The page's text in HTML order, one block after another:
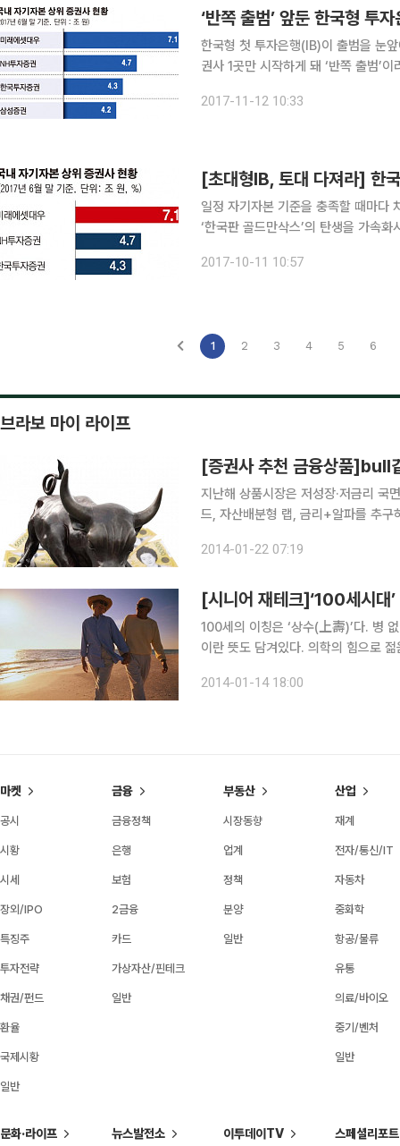
‘반쪽 출범’ 앞둔 한국형 투자
한국형 첫 투자은행(IB)이 출범을 눈
권사 1곳만 시작하게 돼 ‘반쪽 출범’이라는 비난의
등 증권사 5곳의 초대형 IB 지정 안건
2017-11-12 10:33
[초대형IB, 토대 다져라] 한
일정 자기자본 기준을 충족할 때마다
‘한국판 골드만삭스’의 탄생을 가속
말 기준 국내 자기자본 1위 증권사인
2017-10-11 10:57
1 2 3 4 5 6
브라보 마이 라이프
[증권사 추천 금융상품]bull
지난해 상품시장은 저성장·저금리 국
드, 자산배분형 랩, 금리+알파를 추구
고 있다. 이런 재테크 트렌드를 반영
2014-01-22 07:19
[시니어 재테크]‘100세시대
100세의 이칭은 ‘상수(上壽)’다. 병
이란 뜻도 담겨있다. 의학의 힘으로
2020년 무렵이면 90세에 도달할 것
2014-01-14 18:00
마켓
공시
시황
시세
장외/IPO
특징주
투자전략
채권/펀드
환율
국제시황
일반
금융
금융정책
은행
보험
2금융
카드
가상자산/핀테크
일반
부동산
시장동향
업계
정책
분양
일반
산업
재계
전자/통신/IT
자동차
중화학
항공/물류
유통
의료/바이오
중기/벤처
일반
문화·라이프 뉴스발전소 이투데이TV 스페셜리포트